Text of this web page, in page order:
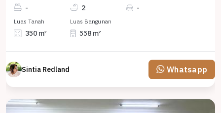
- 2 -
Luas Tanah
350 m²
Luas Bangunan
558 m²
Sintia Redland Whatsapp